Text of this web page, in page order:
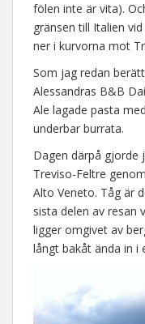
fölen inte är vita).
gränsen till Italien
ner i kurvorna mot
Som jag redan
Alessandras B&B
Ale lagade pasta
underbar burrata.
Dagen därpå gjorde
Treviso-Feltre
Alto Veneto. Tåg är
sista delen av resan
ligger omgivet av
långt bakåt ända in i